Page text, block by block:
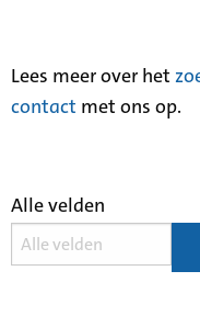
Lees meer over het
contact met ons op.
Alle velden